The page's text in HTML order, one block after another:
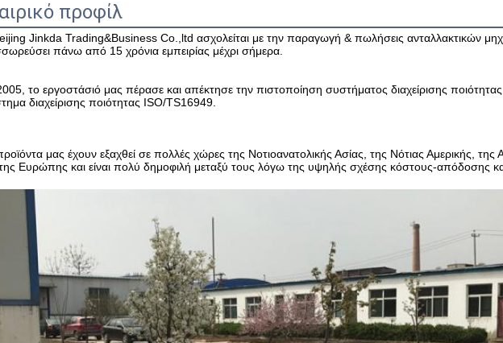
προφίλ
Jinkda Trading&Business Co.,ltd ασχολείται με την παραγωγή & πωλήσεις ανταλλακτικών
πάνω από 15 χρόνια εμπειρίας μέχρι σήμερα.
το εργοστάσιό μας πέρασε και απέκτησε την πιστοποίηση συστήματος διαχείρισης
διαχείρισης ποιότητας ISO/TS16949.
μας έχουν εξαχθεί σε πολλές χώρες της Νοτιοανατολικής Ασίας, της Νότιας Αμερικής,
Ευρώπης και είναι πολύ δημοφιλή μεταξύ τους λόγω της υψηλής σχέσης κόστους-απόδοσης